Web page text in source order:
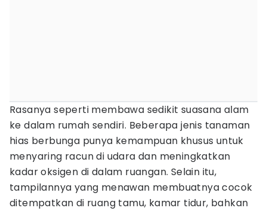
Rasanya seperti membawa sedikit suasana alam
ke dalam rumah sendiri. Beberapa jenis tanaman
hias berbunga punya kemampuan khusus untuk
menyaring racun di udara dan meningkatkan
kadar oksigen di dalam ruangan. Selain itu,
tampilannya yang menawan membuatnya cocok
ditempatkan di ruang tamu, kamar tidur, bahkan